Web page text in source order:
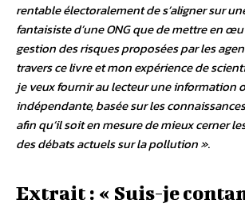
rentable électoralement de s’aligner sur
fantaisiste d’une ONG que de mettre en
gestion des risques proposées par les
travers ce livre et mon expérience de
je veux fournir au lecteur une information
indépendante, basée sur les
afin qu’il soit en mesure de mieux cerner
des débats actuels sur la pollution ».
Extrait : « Suis-je